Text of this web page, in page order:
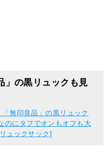
」の黒リュックも見
無印良品」の黒リュック
のにタフでオンもオフも大
ュックサック]